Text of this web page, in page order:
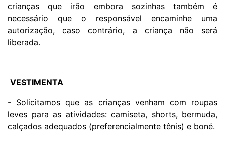
crianças que irão embora sozinhas também é
necessário que o responsável encaminhe uma
autorização, caso contrário, a criança não será
liberada.
VESTIMENTA
- Solicitamos que as crianças venham com roupas
leves para as atividades: camiseta, shorts, bermuda,
calçados adequados (preferencialmente tênis) e boné.